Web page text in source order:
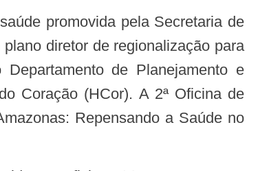
promovida pela Secretaria de
diretor de regionalização para
de Planejamento e
Coração (HCor). A 2ª Oficina de
Repensando a Saúde no